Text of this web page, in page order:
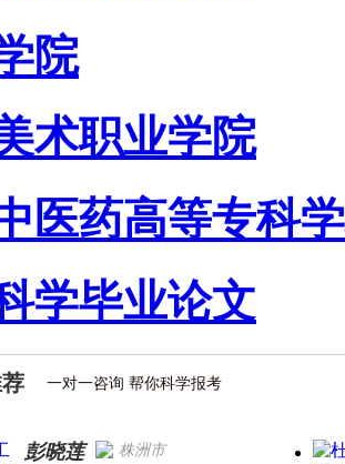
院
术职业学院
医药高等专科
学毕业论文
一对一咨询 帮你科学报考
彭晓莲 株洲市